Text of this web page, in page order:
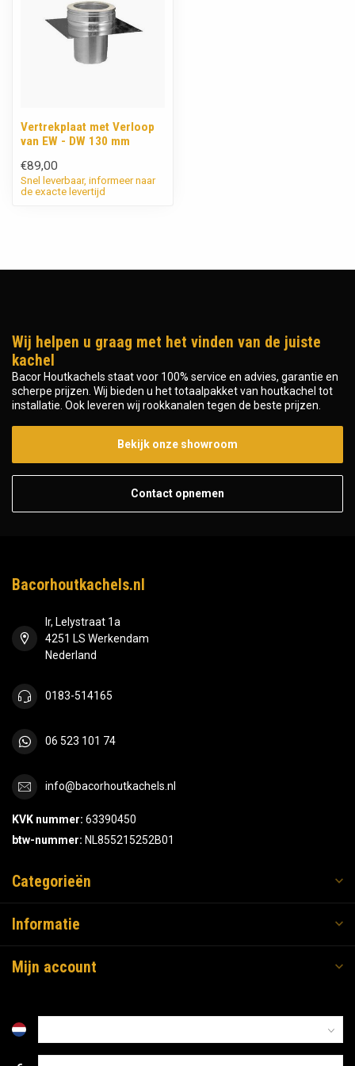
Vertrekplaat met Verloop
van EW - DW 130 mm
€89,00
Snel leverbaar, informeer naar
de exacte levertijd
Wij helpen u graag met het vinden van de juiste
kachel
Bacor Houtkachels staat voor 100% service en advies, garantie en
scherpe prijzen. Wij bieden u het totaalpakket van houtkachel tot
installatie. Ook leveren wij rookkanalen tegen de beste prijzen.
Bekijk onze showroom
Contact opnemen
Bacorhoutkachels.nl
Ir, Lelystraat 1a
4251 LS Werkendam
Nederland
0183-514165
06 523 101 74
info@bacorhoutkachels.nl
KVK nummer: 63390450
btw-nummer: NL855215252B01
Categorieën
Informatie
Mijn account